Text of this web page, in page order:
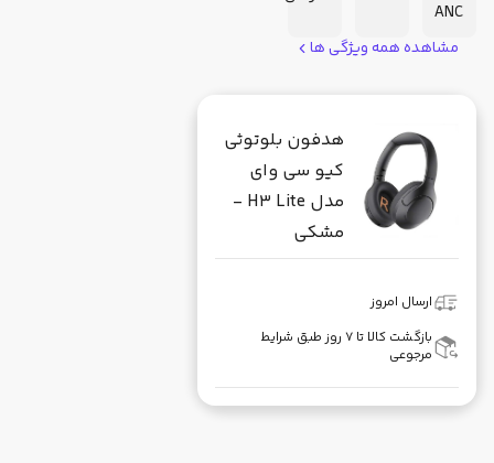
ANC
مشاهده همه ویژگی ها
هدفون بلوتوثی
کیو سی وای
مدل H3 Lite -
مشکی
ارسال امروز
بازگشت کالا تا ۷ روز طبق شرایط
مرجوعی